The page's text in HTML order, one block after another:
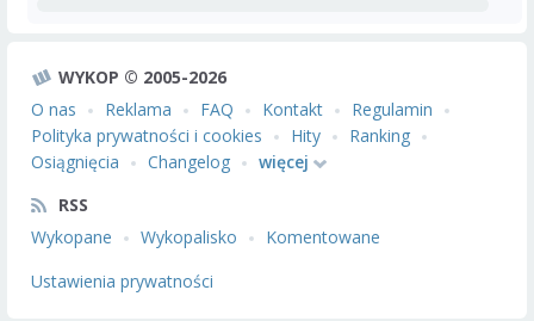
WYKOP © 2005-2026
O nas
Reklama FAQ Kontakt
Regulamin
Polityka prywatności i cookies
Hity
Ranking
Osiągnięcia
Changelog
więcej
RSS
Wykopane
Wykopalisko
Komentowane
Ustawienia prywatności